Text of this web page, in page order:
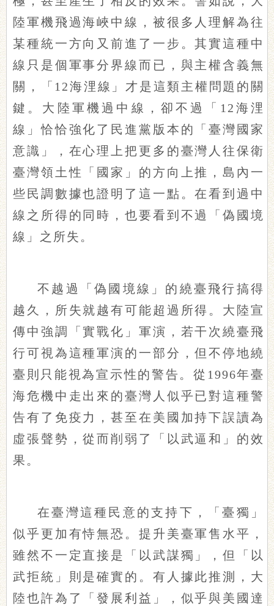
陸軍機飛過海峽中線，被很多人理解為往
某種統一方向又前進了一步。其實這種中
線只是個軍事分界線而已，與主權含義無
關，「12海浬線」才是這類主權問題的關
鍵。大陸軍機過中線，卻不過「12海浬
線」恰恰強化了民進黨版本的「臺灣國家
意識」，在心理上把更多的臺灣人往保衛
臺灣領土性「國家」的方向上推，島內一
些民調數據也證明了這一點。在看到過中
線之所得的同時，也要看到不過「偽國境
線」之所失。
不越過「偽國境線」的繞臺飛行搞得
越久，所失就越有可能超過所得。大陸宣
傳中強調「實戰化」軍演，若干次繞臺飛
行可視為這種軍演的一部分，但不停地繞
臺則只能視為宣示性的警告。從1996年臺
海危機中走出來的臺灣人似乎已對這種警
告有了免疫力，甚至在美國加持下誤讀為
虛張聲勢，從而削弱了「以武逼和」的效
果。
在臺灣這種民意的支持下，「臺獨」
似乎更加有恃無恐。提升美臺軍售水平，
雖然不一定直接是「以武謀獨」，但「以
武拒統」則是確實的。有人據此推測，大
陸也許為了「發展利益」，似乎與美國達